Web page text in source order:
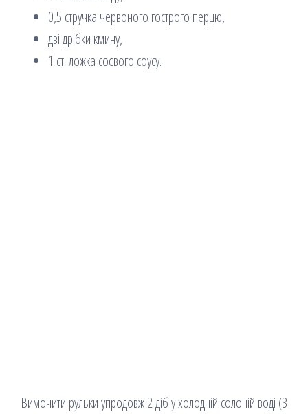
0,5 стручка червоного гострого перцю,
дві дрібки кмину,
1 ст. ложка соєвого соусу.
Вимочити рульки упродовж 2 діб у холодній солоній воді (3